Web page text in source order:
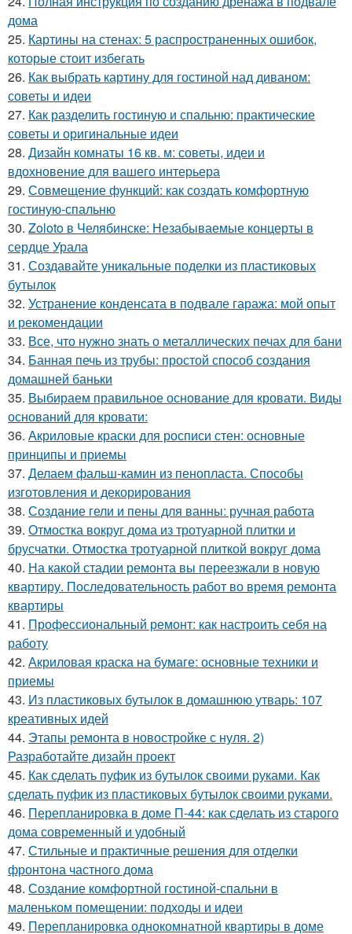
дома
25. Картины на стенах: 5 распространенных ошибок,
которые стоит избегать
26. Как выбрать картину для гостиной над диваном:
советы и идеи
27. Как разделить гостиную и спальню: практические
советы и оригинальные идеи
28. Дизайн комнаты 16 кв. м: советы, идеи и
вдохновение для вашего интерьера
29. Совмещение функций: как создать комфортную
гостиную-спальню
30. Zoloto в Челябинске: Незабываемые концерты в
сердце Урала
31. Создавайте уникальные поделки из пластиковых
бутылок
32. Устранение конденсата в подвале гаража: мой опыт
и рекомендации
33. Все, что нужно знать о металлических печах для бани
34. Банная печь из трубы: простой способ создания
домашней баньки
35. Выбираем правильное основание для кровати. Виды
оснований для кровати:
36. Акриловые краски для росписи стен: основные
принципы и приемы
37. Делаем фальш-камин из пенопласта. Способы
изготовления и декорирования
38. Создание гели и пены для ванны: ручная работа
39. Отмостка вокруг дома из тротуарной плитки и
брусчатки. Отмостка тротуарной плиткой вокруг дома
40. На какой стадии ремонта вы переезжали в новую
квартиру. Последовательность работ во время ремонта
квартиры
41. Профессиональный ремонт: как настроить себя на
работу
42. Акриловая краска на бумаге: основные техники и
приемы
43. Из пластиковых бутылок в домашнюю утварь: 107
креативных идей
44. Этапы ремонта в новостройке с нуля. 2)
Разработайте дизайн проект
45. Как сделать пуфик из бутылок своими руками. Как
сделать пуфик из пластиковых бутылок своими руками.
46. Перепланировка в доме П-44: как сделать из старого
дома современный и удобный
47. Стильные и практичные решения для отделки
фронтона частного дома
48. Создание комфортной гостиной-спальни в
маленьком помещении: подходы и идеи
49. Перепланировка однокомнатной квартиры в доме